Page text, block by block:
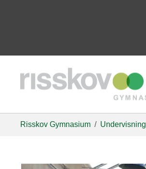
Risskov Gymnasium Undervisning